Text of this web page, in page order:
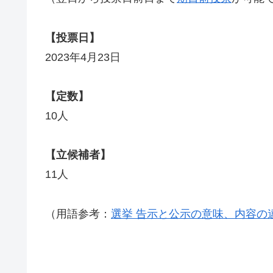
【投票日】
2023年4月23日
【定数】
10人
【立候補者】
11人
（用語参考： 選挙 告示と公示の意味、内容の